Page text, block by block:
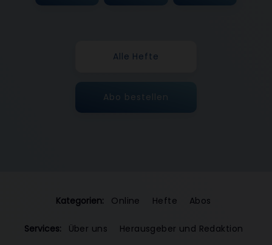
Alle Hefte
Abo bestellen
Kategorien: Online Hefte Abos
Services: Über uns
Herausgeber und Redaktion